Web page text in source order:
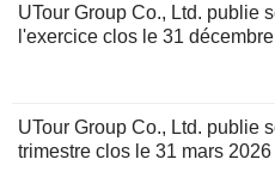
UTour Group Co., Ltd. publie
l'exercice clos le 31
UTour Group Co., Ltd. publie
trimestre clos le 31 mars 2026